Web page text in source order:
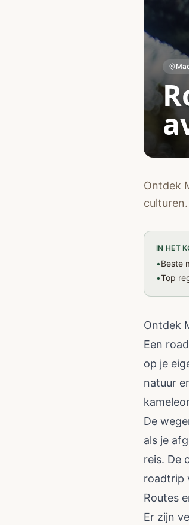
Ontdek
IN HET
•Beste
•Top
Ontdek
Een
op je
natuur
De
als je
reis. De
roadtrip
Routes
Er zijn